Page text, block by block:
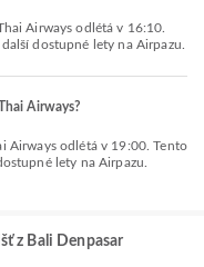
dostupné lety na Airpazu.
Airways?
lety na Airpazu.
z Bali Denpasar